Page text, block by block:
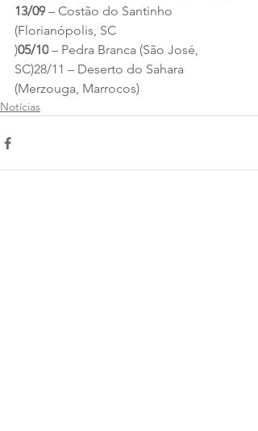
13/09 – Costão do Santinho
(Florianópolis, SC
)05/10 – Pedra Branca (São José,
SC)28/11 – Deserto do Sahara
(Merzouga, Marrocos)
Notícias